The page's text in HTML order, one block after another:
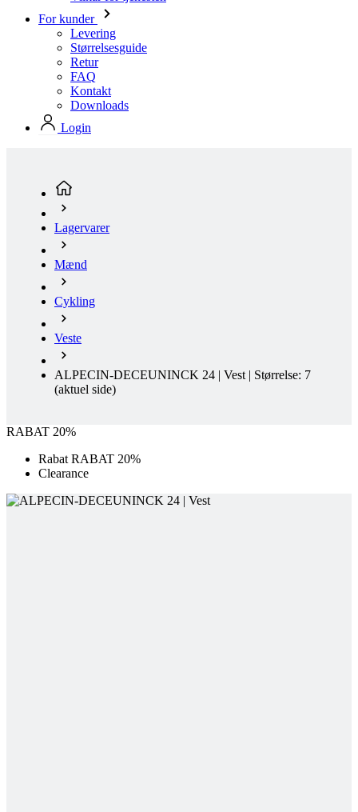
Kontakt
Downloads
Login
Mænd
Cykling
Veste
ALPECIN-DECEUNINCK 24 | Vest | Størrelse: 7
(aktuel side)
RABAT 20%
Rabat RABAT 20%